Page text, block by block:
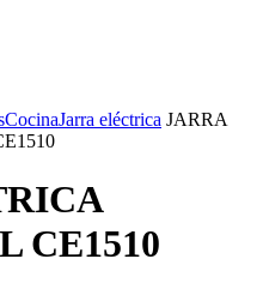
CocinaJarra eléctrica JARRA
CE1510